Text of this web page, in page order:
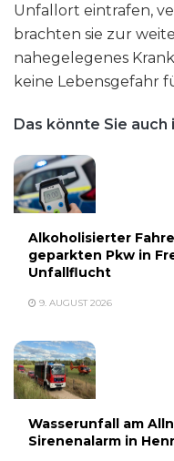
Unfallort eintrafen,
brachten sie zur
nahegelegenes
keine Lebensgefahr
Das könnte Sie
Alkoholisierter
geparkten Pkw in
Unfallflucht
9. AUGUST 2026
Wasserunfall am
Sirenenalarm in